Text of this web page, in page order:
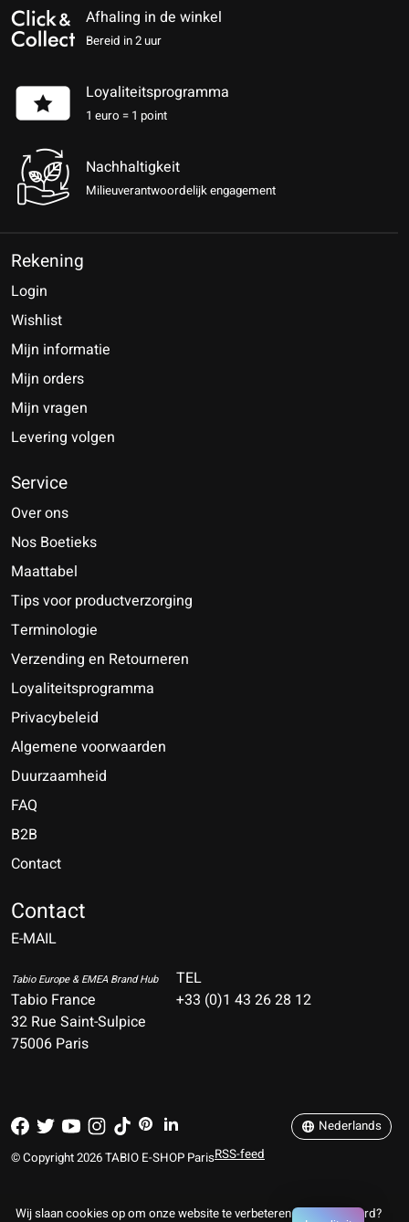
Afhaling in de winkel
Bereid in 2 uur
Loyaliteitsprogramma
1 euro = 1 point
Nachhaltigkeit
Milieuverantwoordelijk engagement
Rekening
Login
Wishlist
Mijn informatie
Mijn orders
Mijn vragen
Levering volgen
Service
Over ons
Nos Boetieks
Maattabel
Tips voor productverzorging
Terminologie
Verzending en Retourneren
Loyaliteitsprogramma
Privacybeleid
Algemene voorwaarden
Duurzaamheid
FAQ
B2B
Contact
Contact
E-MAIL
Tabio Europe & EMEA Brand Hub
Tabio France
32 Rue Saint-Sulpice
75006 Paris
TEL
+33 (0)1 43 26 28 12
© Copyright 2026 TABIO E-SHOP ParisRSS-feed
Nederlands
Wij slaan cookies op om onze website te verbeteren. Is dat akkoord?